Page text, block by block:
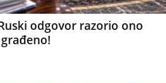
odgovor razorio ono